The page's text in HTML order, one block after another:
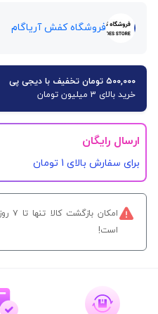
فروشگاه کفش آریاگام
۵۰۰,۰۰۰ تومان تخفیف با دیجی پی
خرید بالای 3 میلیون تومان
ارسال رایگان
برای سفارش‌ بالای 1 تومان
است!